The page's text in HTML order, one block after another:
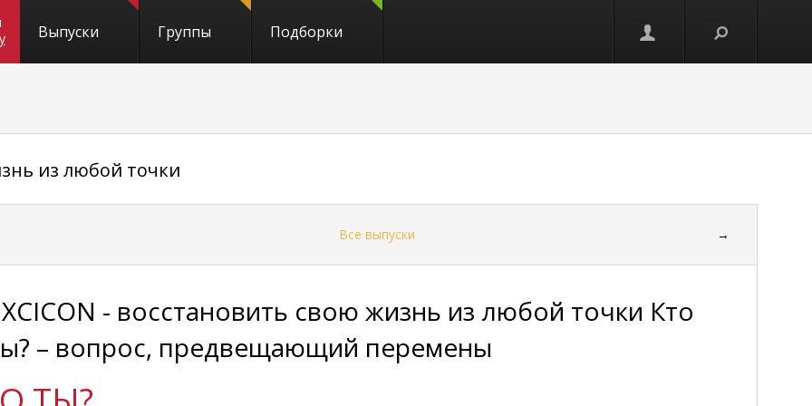
Выпуски Группы Подборки
из любой точки
Все выпуски →
- восстановить свою жизнь из любой точки Кто
– вопрос, предвещающий перемены